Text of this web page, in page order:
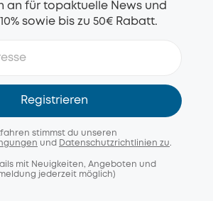
an für topaktuelle News und
sowie bis zu 50€ Rabatt.
Registrieren
stimmst du unseren
und Datenschutzrichtlinien zu.
mit Neuigkeiten, Angeboten und
jederzeit möglich)